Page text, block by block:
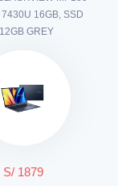
7430U 16GB, SSD
GREY
S/ 1879